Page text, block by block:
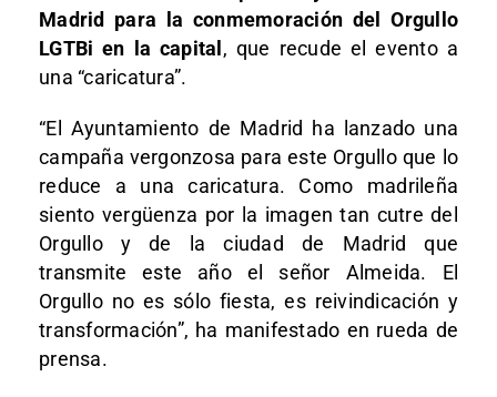
Madrid para la conmemoración del Orgullo
LGTBi en la capital , que recude el evento a
una “caricatura”.
“El Ayuntamiento de Madrid ha lanzado una
campaña vergonzosa para este Orgullo que lo
reduce a una caricatura. Como madrileña
siento vergüenza por la imagen tan cutre del
Orgullo y de la ciudad de Madrid que
transmite este año el señor Almeida. El
Orgullo no es sólo fiesta, es reivindicación y
transformación”, ha manifestado en rueda de
prensa.